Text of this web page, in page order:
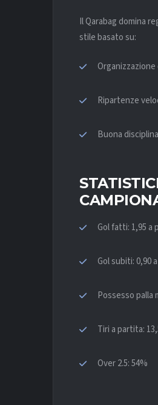
Il Qarabag domina
stile basato su:
Ripartenze
Buona
Gol fatti: 1,95 a
Gol subiti: 0,90
Possesso palla
Tiri a partita:
Over 2.5: 54%